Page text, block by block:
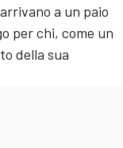
a un paio
per chi, come un
della sua